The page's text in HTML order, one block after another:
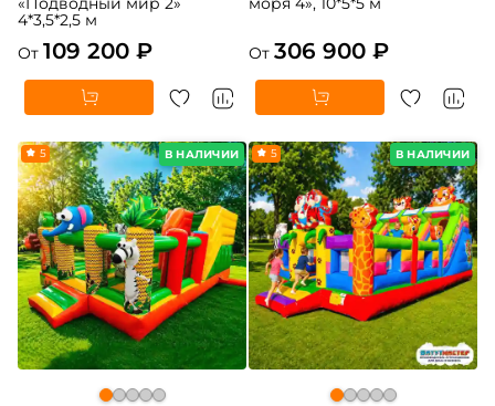
4*3,5*2,5 м
От 109 200 ₽ От 306 900 ₽
В НАЛИЧИИ
5 В НАЛИЧИИ
5